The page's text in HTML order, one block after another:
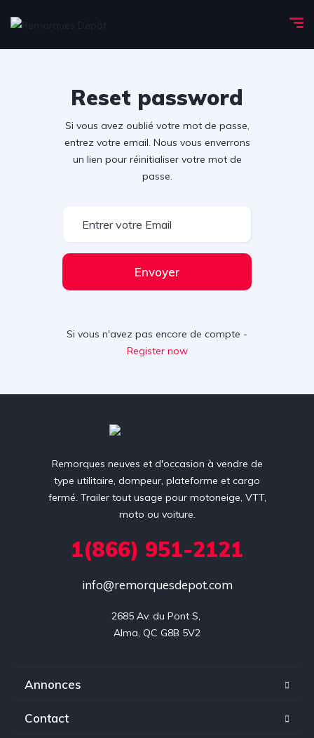
Reset password
Si vous avez oublié votre mot de passe,
entrez votre email. Nous vous enverrons
un lien pour réinitialiser votre mot de
passe.
Envoyer
Si vous n'avez pas encore de compte -
Register now
Remorques neuves et d'occasion à vendre de
type utilitaire, dompeur, plateforme et cargo
fermé. Trailer tout usage pour motoneige, VTT,
moto ou voiture.
1(866) 951-2121
info@remorquesdepot.com
2685 Av. du Pont S,
Alma, QC G8B 5V2
Annonces
Contact